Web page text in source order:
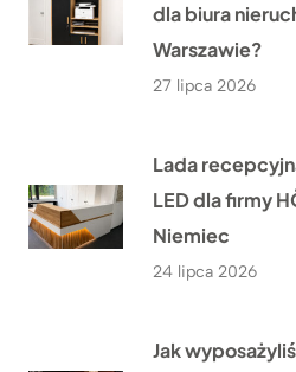
dla biura
Warszawie?
27 lipca 2026
Lada
LED dla firmy
Niemiec
24 lipca 2026
Jak